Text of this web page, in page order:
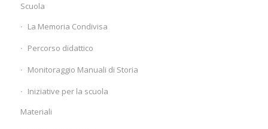
Scuola
La Memoria Condivisa
Percorso didattico
Monitoraggio Manuali di Storia
Iniziative per la scuola
Materiali